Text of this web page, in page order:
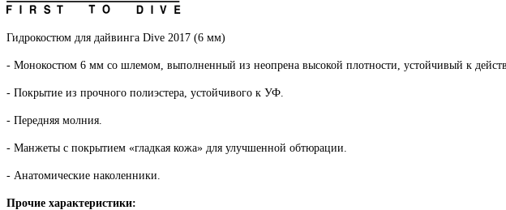
Гидрокостюм для дайвинга Dive 2017 (6 мм)
- Монокостюм 6 мм со шлемом, выполненный из неопрена высокой плотности, устойчивый к
- Покрытие из прочного полиэстера, устойчивого к УФ.
- Передняя молния.
- Манжеты с покрытием «гладкая кожа» для улучшенной обтюрации.
- Анатомические наколенники.
Прочие характеристики: